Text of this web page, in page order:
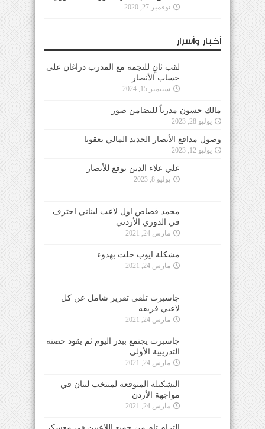
نوفمبر 27, 2020
أخبار وأسرار
لقب ثانٍ للنجمة مع المدرب دراغان على
حساب الأنصار
سبتمبر 15, 2024
مالك حسون مدرباً للتضامن صور
يوليو 28, 2023
وصول مدافع الأنصار الجديد المالي يعقوبا
يوليو 12, 2023
علي علاء الدين يوقع للأنصار
يوليو 8, 2023
محمد قصاص اول لاعب لبناني احترف
في الدوري الأردني
مارس 24, 2021
مشكلة ايوب حلت بهدوء
مارس 24, 2021
جاسبرت تلقى تقرير شامل عن كل
لاعبي فريقه
مارس 24, 2021
جاسبرت يجتمع ببدر اليوم ثم يقود حصته
التدريبية الأولى
مارس 24, 2021
التشكيلة المتوقعة لمنتخب لبنان في
مواجهة الأردن
مارس 24, 2021